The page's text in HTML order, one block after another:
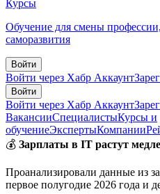
Курсы
Обучение для смены
саморазвития
Войти
Войти через Хабр Аккаунт
Войти
Войти через Хабр Аккаунт
ВакансииСпециалистыКурсы и
обучениеЭкспертыКомпании
💰 Зарплаты в IT растут
Проанализировали данные из
первое полугодие 2026 года и